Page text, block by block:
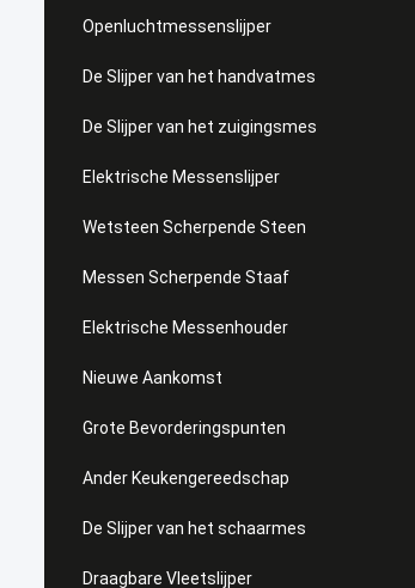
Openluchtmessenslijper
De Slijper van het handvatmes
De Slijper van het zuigingsmes
Elektrische Messenslijper
Wetsteen Scherpende Steen
Messen Scherpende Staaf
Elektrische Messenhouder
Nieuwe Aankomst
Grote Bevorderingspunten
Ander Keukengereedschap
De Slijper van het schaarmes
Draagbare Vleetslijper